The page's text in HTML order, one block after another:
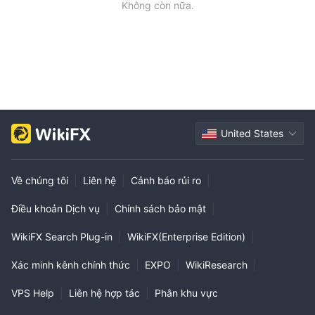
Có. Sản phẩm và Dịch vụ được cung cấp trên trang web của họ
Yêu cầu gửi tiền tối thiểu cho TMGM là bao nhiêu?
Không còn nữa.
United States
Về chúng tôi Liên hệ Cảnh báo rủi ro
Điều khoản Dịch vụ Chính sách bảo mật
WikiFX Search Plug-in WikiFX(Enterprise Edition)
Xác minh kênh chính thức EXPO WikiResearch
VPS Help Liên hệ hợp tác Phân khu vực